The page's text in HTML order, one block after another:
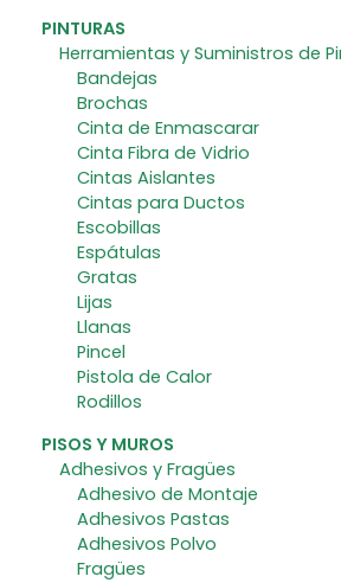
PINTURAS
Herramientas y Suministros de
Bandejas
Brochas
Cinta de Enmascarar
Cinta Fibra de Vidrio
Cintas Aislantes
Cintas para Ductos
Escobillas
Espátulas
Gratas
Lijas
Llanas
Pincel
Pistola de Calor
Rodillos
PISOS Y MUROS
Adhesivos y Fragües
Adhesivo de Montaje
Adhesivos Pastas
Adhesivos Polvo
Fragües